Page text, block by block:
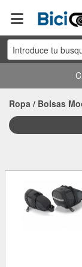
Introduce tu
Ropa / Bolsas